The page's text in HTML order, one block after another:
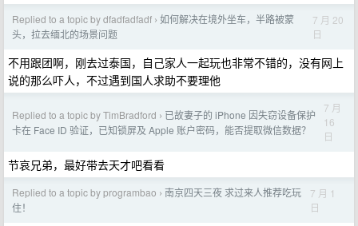
Replied to a topic by dfadfadfadf › 如何解决在境外坐车，半路被蒙
头，拉去缅北的场景问题
7 月 20
日
不用跟团啊，刚去过泰国，自己家人一起玩也非常不错的，没有网上
说的那么吓人，不过遇到国人求助不要理他
Replied to a topic by TimBradford › 已故妻子的 iPhone 因失窃设备保护
卡在 Face ID 验证，已知锁屏及 Apple 账户密码，能否提取微信数据？
7 月
16
日
节哀兄弟，最好带去天才吧看看
Replied to a topic by programbao › 南京四天三夜 求过来人推荐吃玩
住！
7 月 1
日